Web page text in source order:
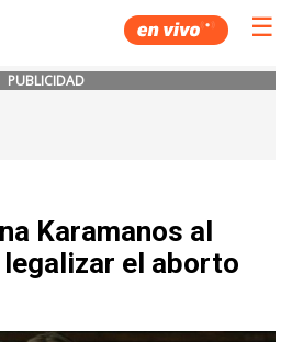
☰
PUBLICIDAD
Karamanos al
el aborto